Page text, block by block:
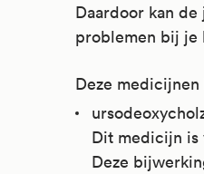
Daardoor kan
problemen bij je
Deze
Dit medicijn is
Deze